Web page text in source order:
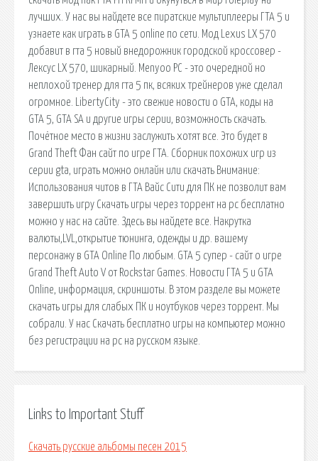
лучших. У нас вы найдете все пиратские мультиплееры ГТА 5 и
узнаете как играть в GTA 5 online по сети. Мод Lexus LX 570
добавит в гта 5 новый внедорожник городской кроссовер -
Лексус LX 570, шикарный. Menyoo PC - это очередной но
неплохой тренер для гта 5 пк, всяких трейнеров уже сделал
огромное. LibertyCity - это свежие новости о GTA, коды на
GTA 5, GTA SA и другие игры серии, возможность скачать.
Почётное место в жизни заслужить хотят все. Это будет в
Grand Theft Фан сайт по игре ГТА. Сборник похожих игр из
серии gta, играть можно онлайн или скачать Внимание:
Использования читов в ГТА Вайс Сити для ПК не позволит вам
завершить игру Скачать игры через торрент на pc бесплатно
можно у нас на сайте. Здесь вы найдете все. Накрутка
валюты,LVL,открытие тюнинга, одежды и др. вашему
персонажу в GTA Online По любым. GTA 5 супер - сайт о игре
Grand Theft Auto V от Rockstar Games. Новости ГТА 5 и GTA
Online, информация, скриншоты. В этом разделе вы можете
скачать игры для слабых ПК и ноутбуков через торрент. Мы
собрали. У нас Скачать бесплатно игры на компьютер можно
без регистрации на pc на русском языке.
Links to Important Stuff
Скачать русские альбомы песен 2015